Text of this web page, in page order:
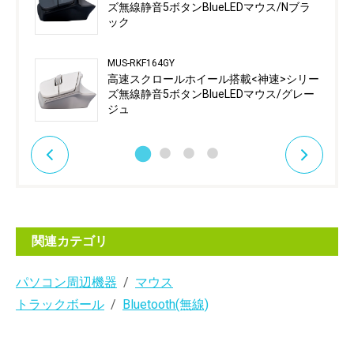
ズ無線静音5ボタンBlueLEDマウス/Nブラ
ック
MUS-RKF164GY
高速スクロールホイール搭載<神速>シリー
ズ無線静音5ボタンBlueLEDマウス/グレー
ジュ
関連カテゴリ
パソコン周辺機器
マウス
トラックボール
Bluetooth(無線)